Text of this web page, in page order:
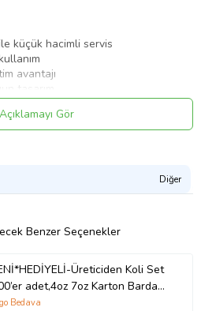
küçük hacimli servis
avantajı
tasarım
Gör
Diğer
Benzer Seçenekler
Üreticiden Koli Set
adet,4oz 7oz Karton Bardak
Bardak,Karıştırıcı
Bedava